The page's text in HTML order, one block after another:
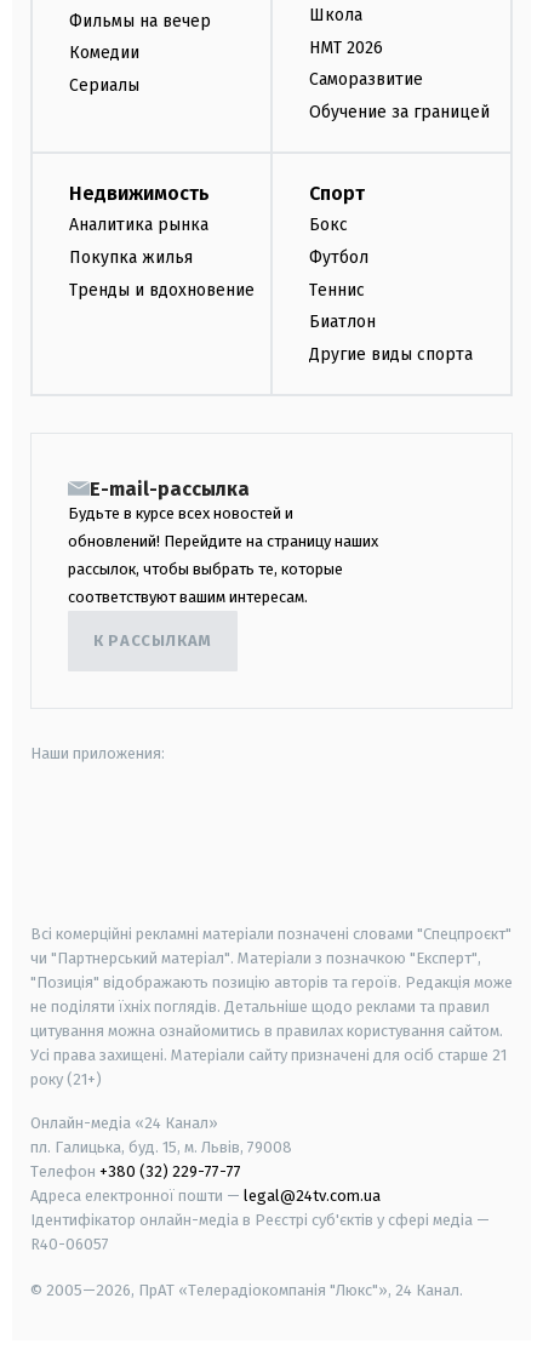
Фильмы на вечер
Комедии
Сериалы
Школа
НМТ 2026
Саморазвитие
Обучение за границей
Недвижимость
Аналитика рынка
Покупка жилья
Тренды и вдохновение
Спорт
Бокс
Футбол
Теннис
Биатлон
Другие виды спорта
E-mail-рассылка
Будьте в курсе всех новостей и
обновлений! Перейдите на страницу наших
рассылок, чтобы выбрать те, которые
соответствуют вашим интересам.
К РАССЫЛКАМ
Наши приложения:
Всі комерційні рекламні матеріали позначені словами "Спецпроєкт"
чи "Партнерський матеріал". Матеріали з позначкою "Експерт",
"Позиція" відображають позицію авторів та героїв. Редакція може
не поділяти їхніх поглядів. Детальніше щодо реклами та правил
цитування можна ознайомитись в правилах користування сайтом.
Усі права захищені. Матеріали сайту призначені для осіб старше 21
року (21+)
Онлайн-медіа «24 Канал»
пл. Галицька, буд. 15, м. Львів, 79008
Телефон +380 (32) 229-77-77
Адреса електронної пошти — legal@24tv.com.ua
Ідентифікатор онлайн-медіа в Реєстрі суб'єктів у сфері медіа —
R40-06057
© 2005—2026, ПрАТ «Телерадіокомпанія "Люкс"», 24 Канал.